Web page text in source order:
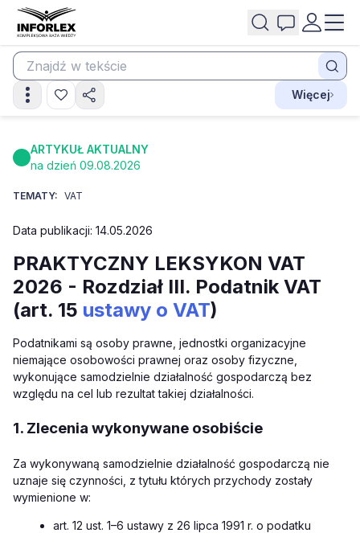
Więcej
ARTYKUŁ AKTUALNY
na dzień 09.08.2026
TEMATY: VAT
Data publikacji: 14.05.2026
PRAKTYCZNY LEKSYKON VAT
2026 - Rozdział III. Podatnik VAT
(art. 15 ustawy o VAT)
Podatnikami są osoby prawne, jednostki organizacyjne
niemające osobowości prawnej oraz osoby fizyczne,
wykonujące samodzielnie działalność gospodarczą bez
względu na cel lub rezultat takiej działalności.
1. Zlecenia wykonywane osobiście
Za wykonywaną samodzielnie działalność gospodarczą nie
uznaje się czynności, z tytułu których przychody zostały
wymienione w:
art. 12 ust. 1–6 ustawy z 26 lipca 1991 r. o podatku